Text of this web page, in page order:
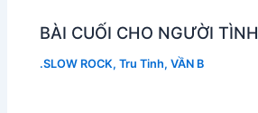
BÀI CUỐI CHO NGƯỜI TÌNH
.SLOW ROCK,Tru Tinh,VẦN B